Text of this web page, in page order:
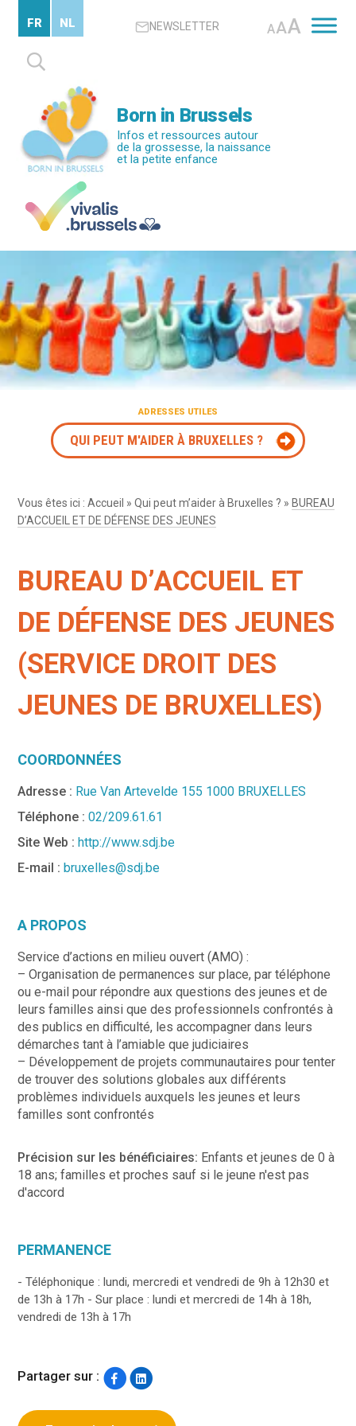
contenu
principal
NEWSLETTER AAA
Rechercher :
FR NL
Born in Brussels
Infos et ressources autour
de la grossesse, la naissance
et la petite enfance
ADRESSES UTILES
QUI PEUT M'AIDER À BRUXELLES ?
Vous êtes ici :Accueil »Qui peut m’aider à Bruxelles ? » BUREAU
D’ACCUEIL ET DE DÉFENSE DES JEUNES
BUREAU D’ACCUEIL ET
DE DÉFENSE DES JEUNES
(SERVICE DROIT DES
JEUNES DE BRUXELLES)
COORDONNÉES
Adresse : Rue Van Artevelde 155 1000 BRUXELLES
Téléphone :02/209.61.61
Site Web : http://www.sdj.be
E-mail : bruxelles@sdj.be
A PROPOS
Service d’actions en milieu ouvert (AMO) :
– Organisation de permanences sur place, par téléphone
ou e-mail pour répondre aux questions des jeunes et de
leurs familles ainsi que des professionnels confrontés à
des publics en difficulté, les accompagner dans leurs
démarches tant à l’amiable que judiciaires
– Développement de projets communautaires pour tenter
de trouver des solutions globales aux différents
problèmes individuels auxquels les jeunes et leurs
familles sont confrontés
Précision sur les bénéficiaires: Enfants et jeunes de 0 à
18 ans; familles et proches sauf si le jeune n'est pas
d'accord
PERMANENCE
- Téléphonique : lundi, mercredi et vendredi de 9h à 12h30 et
de 13h à 17h - Sur place : lundi et mercredi de 14h à 18h,
vendredi de 13h à 17h
Partager sur :